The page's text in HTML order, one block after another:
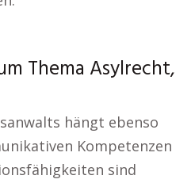
Thema Asylrecht,
hängt ebenso
Kompetenzen
sind